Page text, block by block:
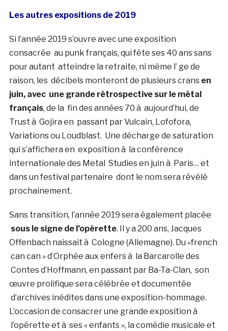
Les autres expositions de 2019
Si l’année 2019 s’ouvre avec une exposition
consacrée au punk français, qui fête ses 40 ans sans
pour autant atteindre la retraite, ni même l’ ge de
raison, les décibels monteront de plusieurs crans en
juin, avec une grande rétrospective sur le métal
français, de la fin des années 70 à aujourd’hui, de
Trust à Gojira en passant par Vulcain, Lofofora,
Variations ou Loudblast. Une décharge de saturation
qui s’affichera en exposition à la conférence
internationale des Metal Studies en juin à Paris… et
dans un festival partenaire dont le nom sera révélé
prochainement.
Sans transition, l’année 2019 sera également placée
sous le signe de l’opérette. Il y a 200 ans, Jacques
Offenbach naissait à Cologne (Allemagne). Du «french
can can » d’Orphée aux enfers à la Barcarolle des
Contes d’Hoffmann, en passant par Ba-Ta-Clan, son
œuvre prolifique sera célébrée et documentée
d’archives inédites dans une exposition-hommage.
L’occasion de consacrer une grande exposition à
l’opérette et à ses « enfants », la comédie musicale et